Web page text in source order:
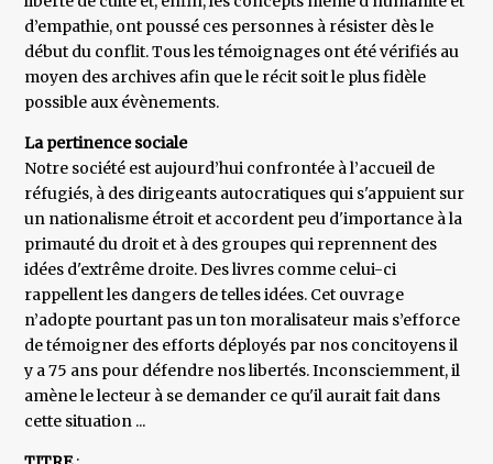
d’empathie, ont poussé ces personnes à résister dès le
début du conflit. Tous les témoignages ont été vérifiés au
moyen des archives afin que le récit soit le plus fidèle
possible aux évènements.
La pertinence sociale
Notre société est aujourd’hui confrontée à l’accueil de
réfugiés, à des dirigeants autocratiques qui s'appuient sur
un nationalisme étroit et accordent peu d'importance à la
primauté du droit et à des groupes qui reprennent des
idées d'extrême droite. Des livres comme celui-ci
rappellent les dangers de telles idées. Cet ouvrage
n’adopte pourtant pas un ton moralisateur mais s’efforce
de témoigner des efforts déployés par nos concitoyens il
y a 75 ans pour défendre nos libertés. Inconsciemment, il
amène le lecteur à se demander ce qu'il aurait fait dans
cette situation ...